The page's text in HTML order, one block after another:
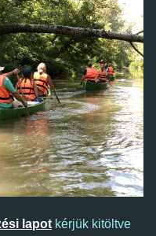
lapot kérjük kitöltve